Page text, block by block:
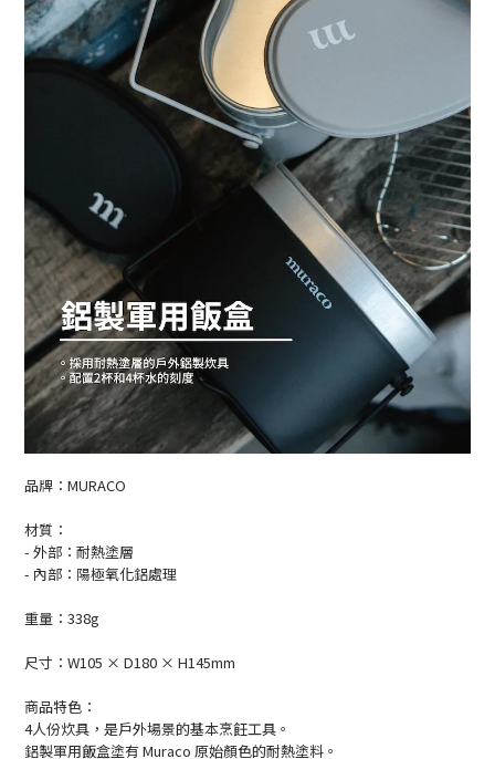
品牌：MURACO
材質：
- 外部：耐熱塗層
- 內部：陽極氧化鋁處理
重量：338g
尺寸：W105 × D180 × H145mm
商品特色：
4人份炊具，是戶外場景的基本烹飪工具。
鋁製軍用飯盒塗有 Muraco 原始顏色的耐熱塗料。